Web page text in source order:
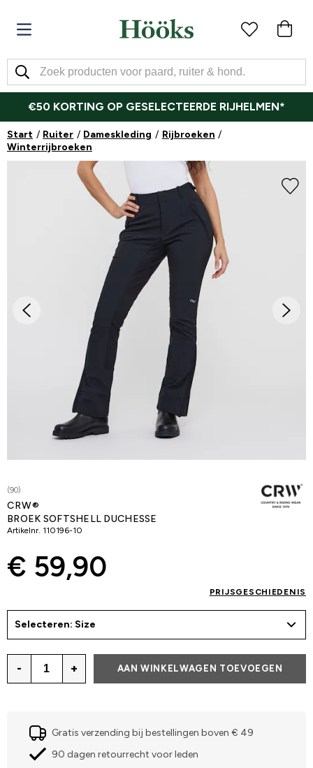
€50 KORTING OP GESELECTEERDE RIJHELMEN*
Start Ruiter Dameskleding
Rijbroeken
Winterrijbroeken
(90)
CRW®
BROEK SOFTSHELL DUCHESSE
Artikelnr. 110196-10
€ 59,90
PRIJSGESCHIEDENIS
Selecteren: Size
- + AAN WINKELWAGEN TOEVOEGEN
Gratis verzending bij bestellingen boven € 49
90 dagen retourrecht voor leden